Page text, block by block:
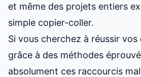
et même des projets entiers
simple copier-coller.
Si vous cherchez à réussir vos
grâce à des méthodes
absolument ces raccourcis